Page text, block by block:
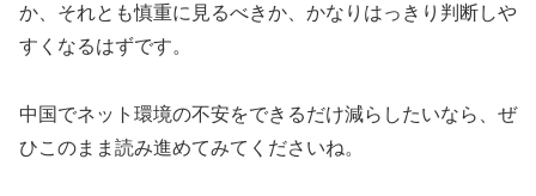
か、それとも慎重に見るべきか、かなりはっきり判断しや
すくなるはずです。
中国でネット環境の不安をできるだけ減らしたいなら、ぜ
ひこのまま読み進めてみてくださいね。